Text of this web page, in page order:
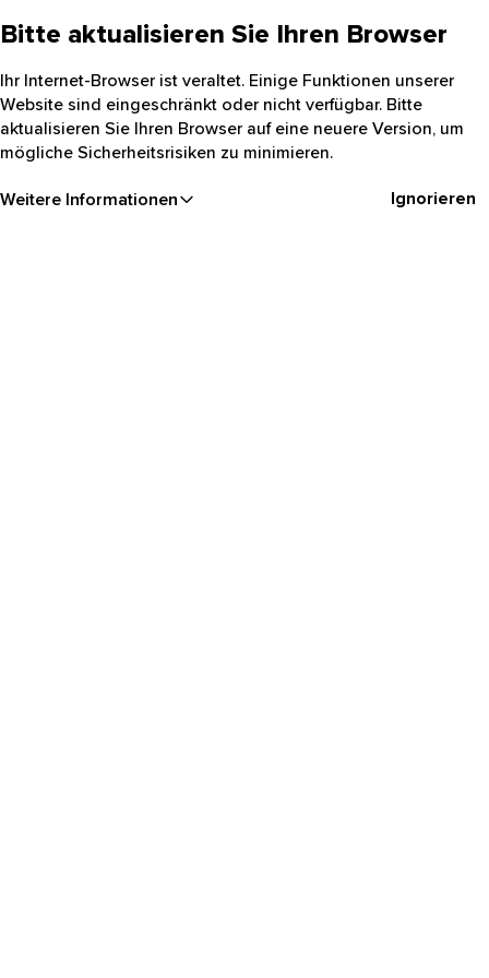
Bitte aktualisieren Sie Ihren Browser
Ihr Internet-Browser ist veraltet. Einige Funktionen unserer
Website sind eingeschränkt oder nicht verfügbar. Bitte
aktualisieren Sie Ihren Browser auf eine neuere Version, um
mögliche Sicherheitsrisiken zu minimieren.
Weitere Informationen Ignorieren